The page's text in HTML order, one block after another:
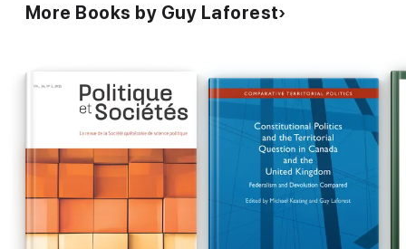
s’attarde sur la théorie politique du fédéralisme canadien et sa
pratique. Dans la dernière partie de l’ouvrage, Guy Laforest
pris dans une sorte de camisole de force ou jouit-il de
suffisamment d’autonomie pour transformer les principes de
son association constitutionnelle avec ses partenaires
More Books by Guy Laforest